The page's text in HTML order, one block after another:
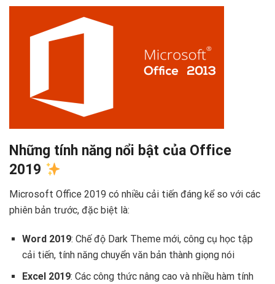
Những tính năng nổi bật của Office
2019
Microsoft Office 2019 có nhiều cải tiến đáng kể so với các
phiên bản trước, đặc biệt là:
Word 2019: Chế độ Dark Theme mới, công cụ học tập
cải tiến, tính năng chuyển văn bản thành giọng nói
Excel 2019: Các công thức nâng cao và nhiều hàm tính